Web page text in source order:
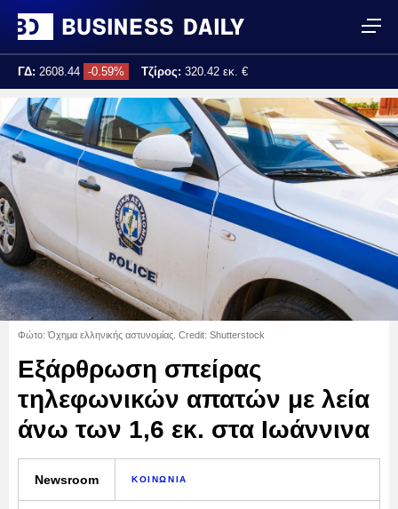
ΓΔ: 2608.44 -0.59% Τζίρος: 320.42 εκ. €
Τελ. ενημέρωση: 17:25:02
Φώτο: Όχημα ελληνικής αστυνομίας. Credit: Shutterstock
Εξάρθρωση σπείρας
τηλεφωνικών απατών με λεία
άνω των 1,6 εκ. στα Ιωάννινα
Newsroom ΚΟΙΝΩΝΙΑ